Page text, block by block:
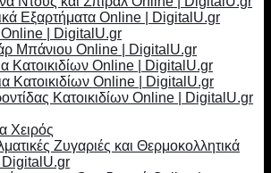
Εξαρτήματα Online | DigitalU.gr
| DigitalU.gr
Μπάνιου Online | DigitalU.gr
Κατοικιδίων Online | DigitalU.gr
Κατοικιδίων Online | DigitalU.gr
Κατοικιδίων Online | DigitalU.gr
Χειρός
Ζυγαριές και Θερμοκολλητικά